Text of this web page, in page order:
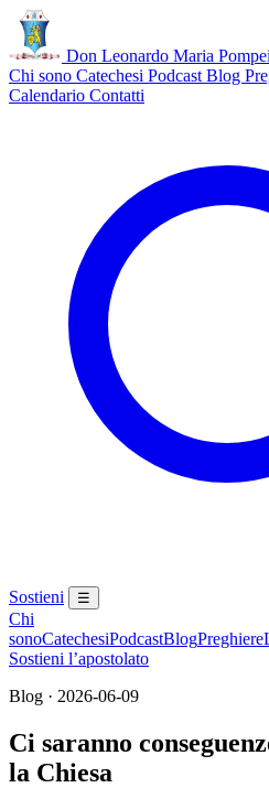
Don Leonardo Maria Pompei
Chi sono Catechesi Podcast Blog
Calendario Contatti
Sostieni ☰
Chi
sonoCatechesiPodcastBlogPreghiere
Sostieni l’apostolato
Blog · 2026-06-09
Ci saranno
la Chiesa